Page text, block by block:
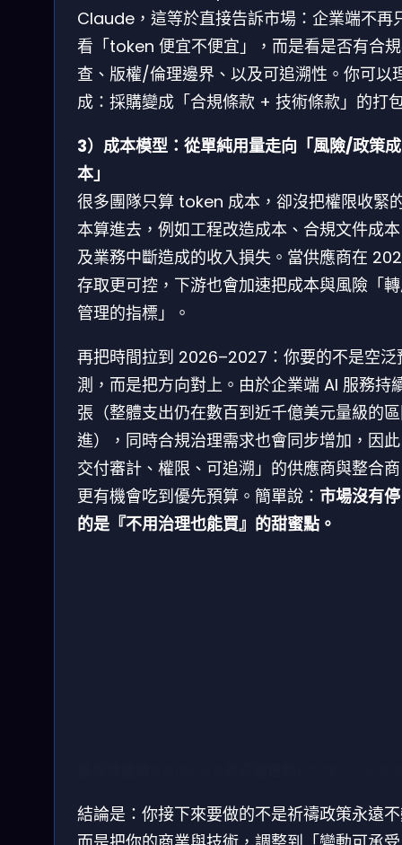
Claude，這等於直接告訴市場：企業端不再
看「token 便宜不便宜」，而是看是否有合
查、版權/倫理邊界、以及可追溯性。你可以
成：採購變成「合規條款 + 技術條款」的打
3）成本模型：從單純用量走向「風險/政策成
本」
很多團隊只算 token 成本，卻沒把權限收緊
本算進去，例如工程改造成本、合規文件成
及業務中斷造成的收入損失。當供應商在
存取更可控，下游也會加速把成本與風險「
管理的指標」。
再把時間拉到 2026–2027：你要的不是空泛
測，而是把方向對上。由於企業端 AI 服務持
張（整體支出仍在數百到近千億美元量級的
進），同時合規治理需求也會同步增加，因
交付審計、權限、可追溯」的供應商與整合
更有機會吃到優先預算。簡單說： 市場沒有
的是『不用治理也能買』的甜蜜點。
結論是：你接下來要做的不是祈禱政策永遠